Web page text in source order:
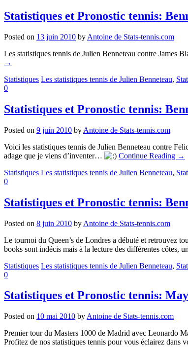
Statistiques et Pronostic tennis:
Posted on 13 juin 2010 by Antoine de Stats-tennis.com
Les statistiques tennis de Julien Benneteau contre James
→
Statistiques Les statistiques tennis de Julien Benneteau,
0
Statistiques et Pronostic tennis:
Posted on 9 juin 2010 by Antoine de Stats-tennis.com
Voici les statistiques tennis de Julien Benneteau contre
adage que je viens d’inventer…
Continue Reading →
Statistiques Les statistiques tennis de Julien Benneteau,
0
Statistiques et Pronostic tennis:
Posted on 8 juin 2010 by Antoine de Stats-tennis.com
Le tournoi du Queen’s de Londres a débuté et retrouvez
books sont indécis mais à la lecture des différentes côtes,
Statistiques Les statistiques tennis de Julien Benneteau,
0
Statistiques et Pronostic tennis:
Posted on 10 mai 2010 by Antoine de Stats-tennis.com
Premier tour du Masters 1000 de Madrid avec Leonardo
Profitez de nos statistiques tennis pour vous éclairez dans